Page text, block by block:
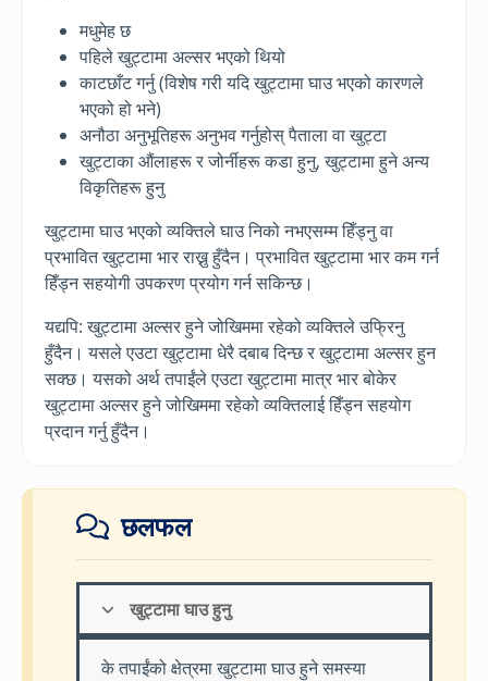
मधुमेह छ
पहिले खुट्टामा अल्सर भएको थियो
काटछाँट गर्नु (विशेष गरी यदि खुट्टामा घाउ भएको कारणले
भएको हो भने)
अनौठा अनुभूतिहरू अनुभव गर्नुहोस् पैताला वा खुट्टा
खुट्टाका औंलाहरू र जोर्नीहरू कडा हुनु, खुट्टामा हुने अन्य
विकृतिहरू हुनु
खुट्टामा घाउ भएको व्यक्तिले घाउ निको नभएसम्म हिँड्नु वा
प्रभावित खुट्टामा भार राख्नु हुँदैन। प्रभावित खुट्टामा भार कम गर्न
हिँड्न सहयोगी उपकरण प्रयोग गर्न सकिन्छ।
यद्यपि: खुट्टामा अल्सर हुने जोखिममा रहेको व्यक्तिले उफ्रिनु
हुँदैन। यसले एउटा खुट्टामा धेरै दबाब दिन्छ र खुट्टामा अल्सर हुन
सक्छ। यसको अर्थ तपाईंले एउटा खुट्टामा मात्र भार बोकेर
खुट्टामा अल्सर हुने जोखिममा रहेको व्यक्तिलाई हिँड्न सहयोग
प्रदान गर्नु हुँदैन।
छलफल
खुट्टामा घाउ हुनु
के तपाईंको क्षेत्रमा खुट्टामा घाउ हुने समस्या